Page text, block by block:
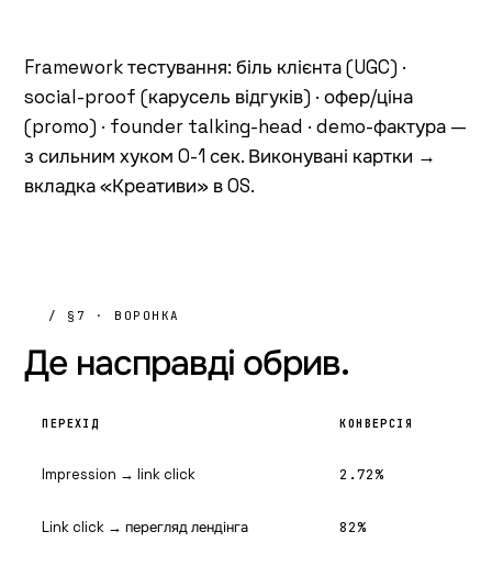
Framework тестування: біль клієнта (UGC) ·
social-proof (карусель відгуків) · офер/ціна
(promo) · founder talking-head · demo-фактура —
з сильним хуком 0-1 сек. Виконувані картки →
вкладка «Креативи» в OS.
/ §7 · ВОРОНКА
Де насправді обрив.
ПЕРЕХІД КОНВЕРСІЯ
Impression → link click 2.72%
Link click → перегляд лендінга 82%